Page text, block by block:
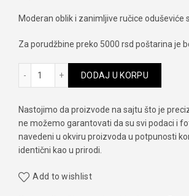
Moderan oblik i zanimljive ručice oduševiće
Za porudžbine preko 5000 rsd poštarina je
Guess GM 0270 001 količina
DODAJ U KORPU
Nastojimo da proizvode na sajtu što je
ne možemo garantovati da su svi podaci i
navedeni u okviru proizvoda u potpunosti
identični kao u prirodi.
Add to wishlist